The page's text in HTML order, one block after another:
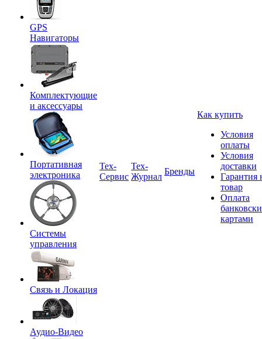
GPS
Навигаторы
Комплектующие
и аксессуары
Портативная
электроника
Системы
управления
Связь и Локация
Аудио-Видео
Tex-
Сервис
Тех-
Журнал
Бренды
Как купить
Условия
оплаты
Условия
доставки
Гарантия
товар
Оплата
картами